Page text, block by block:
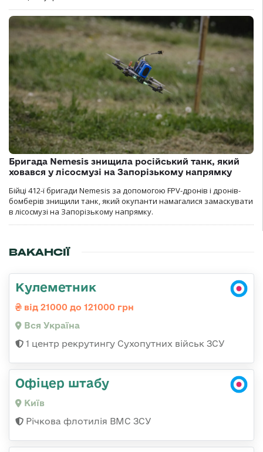
Бригада Nemesis знищила російський танк, який
ховався у лісосмузі на Запорізькому напрямку
Бійці 412-ї бригади Nemesis за допомогою FPV-дронів і дронів-
бомберів знищили танк, який окупанти намагалися замаскувати
в лісосмузі на Запорізькому напрямку.
ВАКАНСІЇ
Кулеметник
від 21000 до 121000 грн
Вся Україна
1 центр рекрутингу Сухопутних військ ЗСУ
Офіцер штабу
Київ
Річкова флотилія ВМС ЗСУ